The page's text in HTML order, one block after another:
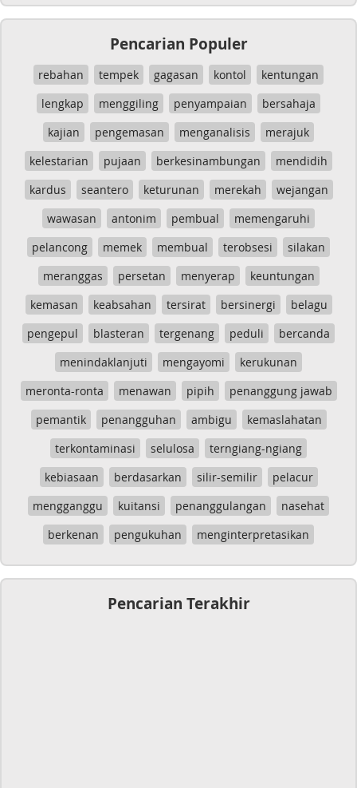
Pencarian Populer
rebahan tempek gagasan kontol
kentungan
lengkap
menggiling penyampaian
bersahaja
kajian
pengemasan menganalisis
merajuk
kelestarian
pujaan berkesinambungan
mendidih
kardus
seantero keturunan merekah
wejangan
wawasan
antonim pembual
memengaruhi
pelancong
memek membual terobsesi
silakan
meranggas
persetan menyerap
keuntungan
kemasan
keabsahan tersirat bersinergi
belagu
pengepul
blasteran tergenang peduli
bercanda
menindaklanjuti
mengayomi
kerukunan
meronta-ronta
menawan pipih
penanggung jawab
pemantik
penangguhan ambigu
kemaslahatan
terkontaminasi
selulosa
terngiang-ngiang
kebiasaan
berdasarkan silir-semilir
pelacur
mengganggu
kuitansi penanggulangan
nasehat
berkenan
pengukuhan menginterpretasikan
Pencarian Terakhir